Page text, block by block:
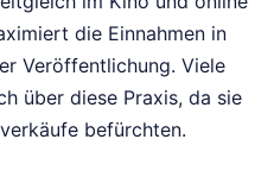
die Einnahmen in
Veröffentlichung. Viele
über diese Praxis, da sie
befürchten.